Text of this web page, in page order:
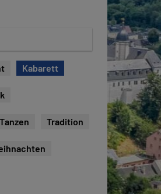
Kabarett
Tanzen Tradition